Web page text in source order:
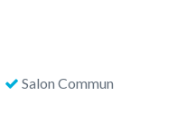
Salon Commun